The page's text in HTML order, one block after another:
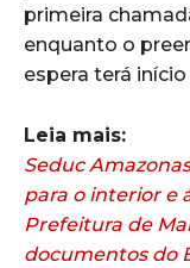
primeira
enquanto o
espera terá início
Leia mais:
Seduc
para o interior e
Prefeitura de
documentos do